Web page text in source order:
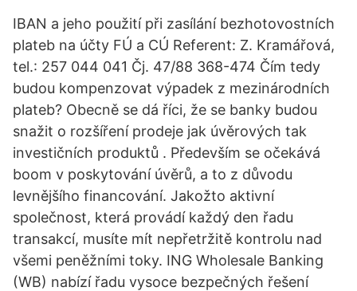
IBAN a jeho použití při zasílání bezhotovostních
plateb na účty FÚ a CÚ Referent: Z. Kramářová,
tel.: 257 044 041 Čj. 47/88 368-474 Čím tedy
budou kompenzovat výpadek z mezinárodních
plateb? Obecně se dá říci, že se banky budou
snažit o rozšíření prodeje jak úvěrových tak
investičních produktů . Především se očekává
boom v poskytování úvěrů, a to z důvodu
levnějšího financování. Jakožto aktivní
společnost, která provádí každý den řadu
transakcí, musíte mít nepřetržitě kontrolu nad
všemi peněžními toky. ING Wholesale Banking
(WB) nabízí řadu vysoce bezpečných řešení